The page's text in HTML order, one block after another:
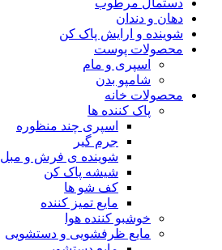
دستمال مرطوب
دهان و دندان
شوینده و ارایش پاک کن
محصولات پوست
اسپری و مام
شامپو بدن
محصولات خانه
پاک کننده ها
اسپری چند منظوره
جرم گیر
شوینده ی فرش و مبل
شیشه پاک کن
کف شو ها
مایع تمیز کننده
خوشبو کننده هوا
مایع ظرفشویی و دستشویی